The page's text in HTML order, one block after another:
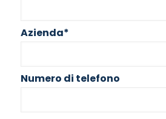
Azienda*
Numero di telefono